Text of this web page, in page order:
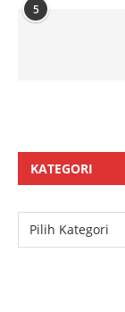
5
KATEGORI